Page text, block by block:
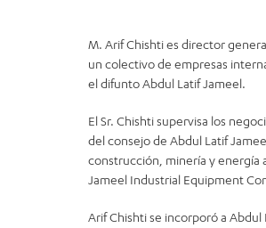
M. Arif Chishti es director
un colectivo de empresas
el difunto Abdul Latif Jameel.
El Sr. Chishti supervisa los
del consejo de Abdul Latif
construcción, minería y energía
Jameel Industrial Equipment
Arif Chishti se incorporó a